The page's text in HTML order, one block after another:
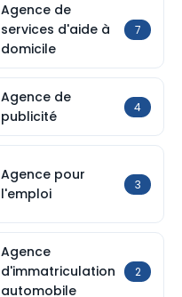
Agence de
services d'aide à
domicile
7
Agence de
publicité
4
Agence pour
l'emploi
3
Agence
d'immatriculation
automobile
2